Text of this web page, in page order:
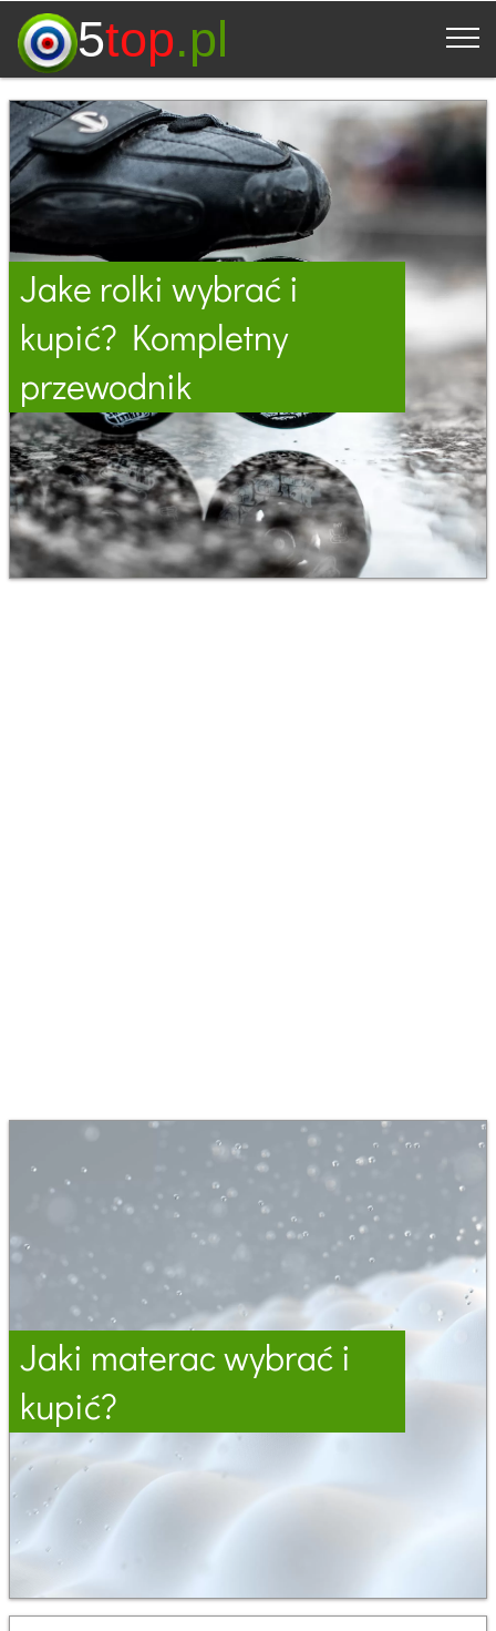
5top.pl
Jake rolki wybrać i
kupić? Kompletny
przewodnik
Jaki materac wybrać i
kupić?